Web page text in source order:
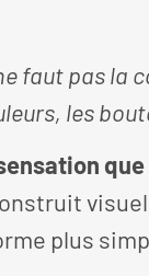
faut pas la
les
plus